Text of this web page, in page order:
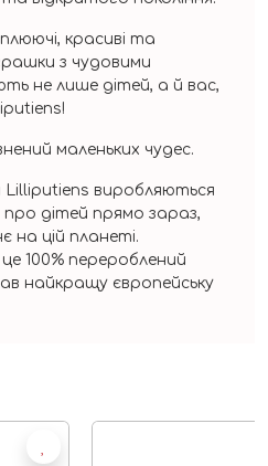
красиві та
з чудовими
не лише дітей, а й вас,
маленьких чудес.
Lilliputiens виробляються
дітей прямо зараз,
на цій планеті.
100% перероблений
найкращу європейську